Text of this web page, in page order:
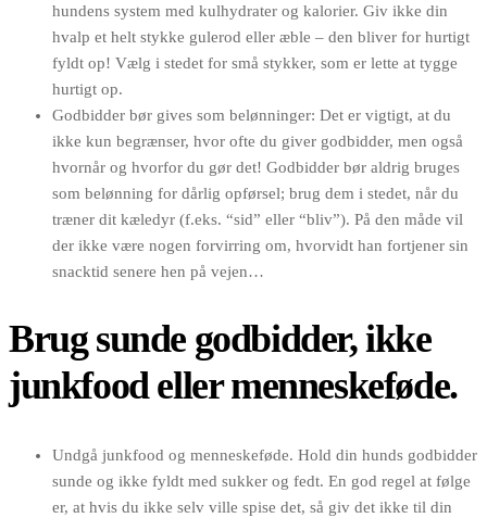
hundens system med kulhydrater og kalorier. Giv ikke din
hvalp et helt stykke gulerod eller æble – den bliver for hurtigt
fyldt op! Vælg i stedet for små stykker, som er lette at tygge
hurtigt op.
Godbidder bør gives som belønninger: Det er vigtigt, at du
ikke kun begrænser, hvor ofte du giver godbidder, men også
hvornår og hvorfor du gør det! Godbidder bør aldrig bruges
som belønning for dårlig opførsel; brug dem i stedet, når du
træner dit kæledyr (f.eks. “sid” eller “bliv”). På den måde vil
der ikke være nogen forvirring om, hvorvidt han fortjener sin
snacktid senere hen på vejen…
Brug sunde godbidder, ikke
junkfood eller menneskeføde.
Undgå junkfood og menneskeføde. Hold din hunds godbidder
sunde og ikke fyldt med sukker og fedt. En god regel at følge
er, at hvis du ikke selv ville spise det, så giv det ikke til din